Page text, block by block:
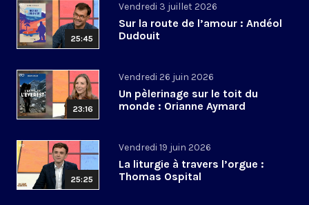
25:45
Vendredi 3 juillet 2026
Sur la route de l’amour : Andéol
Dudouit
23:16
Vendredi 26 juin 2026
Un pèlerinage sur le toit du
monde : Orianne Aymard
25:25
Vendredi 19 juin 2026
La liturgie à travers l’orgue :
Thomas Ospital